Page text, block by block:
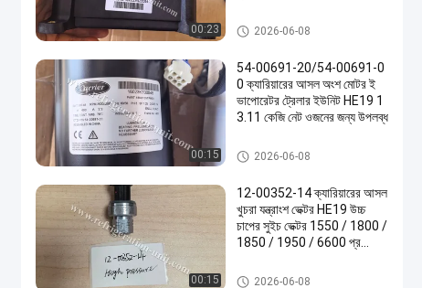
00:23 ক্যারিয়ার রেফ্রিজারেশন যন্ত্রাংশ
2026-06-08
00:15
54-00691-20/54-00691-0
0 ক্যারিয়ারের আসল অংশ মোটর ই
ভাপোরেটর ট্রেলার ইউনিট HE19 1
3.11 কেজি নেট ওজনের জন্য উপলব্ধ
ক্যারিয়ার রেফ্রিজারেশন যন্ত্রাংশ
2026-06-08
00:15
12-00352-14 ক্যারিয়ারের আসল
খুচরা যন্ত্রাংশ ভেক্টর HE19 উচ্চ
চাপের সুইচ ভেক্টর 1550 / 1800 /
1850 / 1950 / 6600 প্র
ক্যারিয়ার রেফ্রিজারেশন যন্ত্রাংশ
2026-06-08